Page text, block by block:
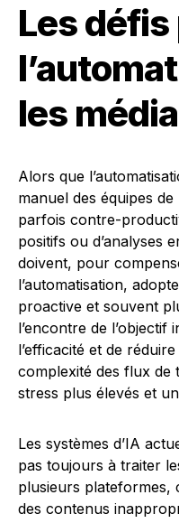
Les
les
Alors que
manuel des équipes
parfois contre-
positifs ou d’analyses
doivent, pour
l’automatisation,
proactive et souvent
l’encontre de l’objectif
l’efficacité et de
complexité des flux de
stress plus élevés et
Les systèmes d’IA
pas toujours à traiter
plusieurs plateformes,
des contenus